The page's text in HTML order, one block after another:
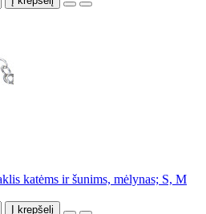
katėms ir šunims, mėlynas; S, M
Į krepšelį